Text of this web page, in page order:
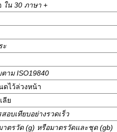
ใน 30 ภาษา +
ะ
ตามISO19840
ดไว้ล่วงหน้า
ลีย
อบเทียบอย่างรวดเร็ว
าตรวัด (g) หรือมาตรวัดและชุด (gb)